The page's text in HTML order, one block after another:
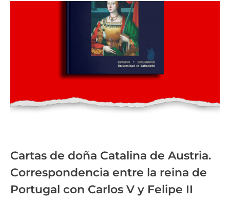
Cartas de doña Catalina de Austria.
Correspondencia entre la reina de
Portugal con Carlos V y Felipe II